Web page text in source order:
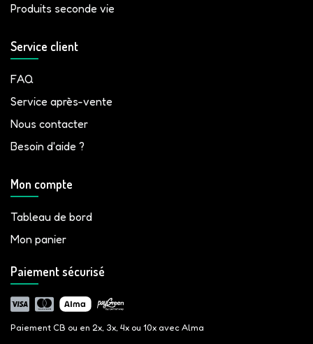
Produits seconde vie
Service client
FAQ
Service après-vente
Nous contacter
Besoin d'aide ?
Mon compte
Tableau de bord
Mon panier
Paiement sécurisé
Paiement CB ou en 2x, 3x, 4x ou 10x avec Alma